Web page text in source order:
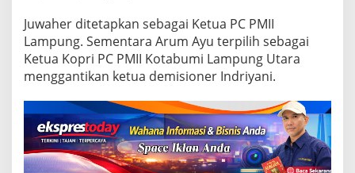
Juwaher ditetapkan sebagai Ketua PC PMII
Lampung. Sementara Arum Ayu terpilih sebagai
Ketua Kopri PC PMII Kotabumi Lampung Utara
menggantikan ketua demisioner Indriyani.